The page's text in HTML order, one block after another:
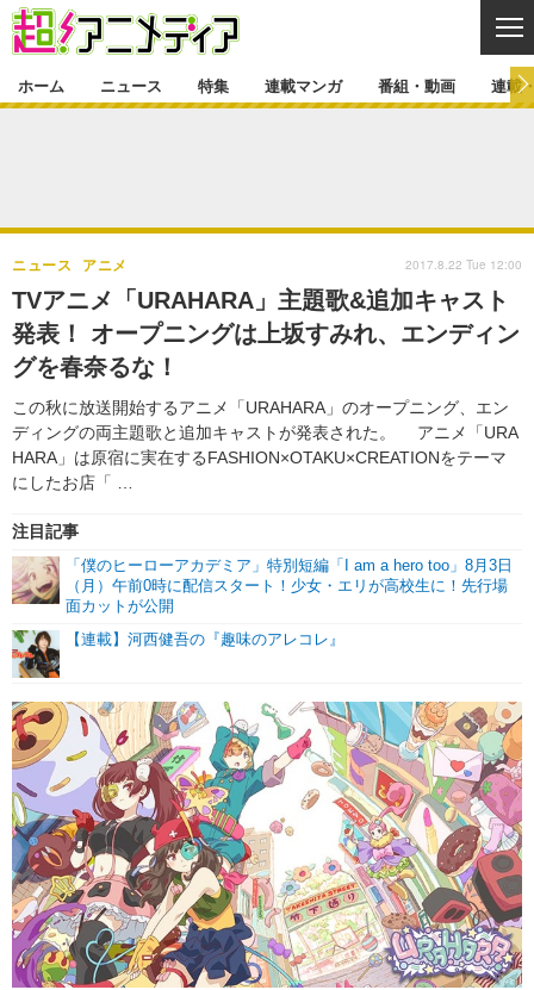
ゲーム・アプリ マンガ
グッズ イベント
声優
舞台 新帝スタ
特集一覧 カバー
ラキりす
連載マンガ
連載マンガ一覧 連載一覧
番組・動画一覧 ラジオ
動画
連載・ブログ
連載・ブログ一覧
編集部ブログ・お知らせ
ホーム ニュース 特集 連載マンガ 番組・動画 連載
TVアニメ「URAHARA」主題歌&追加キャスト
発表！ オープニングは上坂すみれ、エンディン
グを春奈るな！
この秋に放送開始するアニメ「URAHARA」のオープニング、エン
ディングの両主題歌と追加キャストが発表された。 アニメ「URA
HARA」は原宿に実在するFASHION×OTAKU×CREATIONをテーマ
にしたお店「 …
ニュース アニメ
注目記事
「僕のヒーローアカデミア」特別短編「I am a hero too」8月3日
（月）午前0時に配信スタート！少女・エリが高校生に！先行場
面カットが公開
【連載】河西健吾の『趣味のアレコレ』
2017.8.22 Tue 12:00